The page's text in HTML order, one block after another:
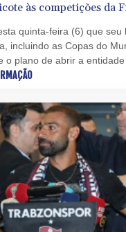
às competições da
quinta-feira (6) que seu
incluindo as Copas do
o plano de abrir a
privados externos já ter